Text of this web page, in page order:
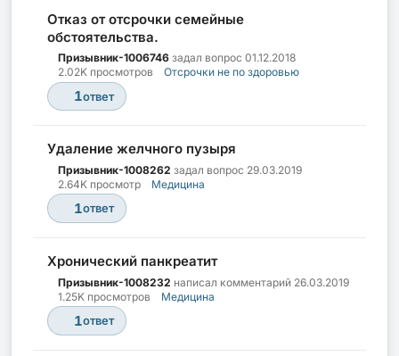
Отказ от отсрочки семейные
обстоятельства.
Призывник-1006746 задал вопрос 01.12.2018
2.02K просмотров
Отсрочки не по здоровью
1ответ
Удаление желчного пузыря
Призывник-1008262 задал вопрос 29.03.2019
2.64K просмотр
Медицина
1ответ
Хронический панкреатит
Призывник-1008232 написал комментарий 26.03.2019
1.25K просмотров
Медицина
1ответ